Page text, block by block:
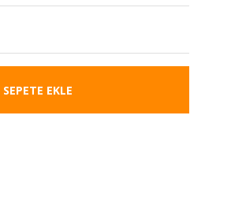
SEPETE EKLE